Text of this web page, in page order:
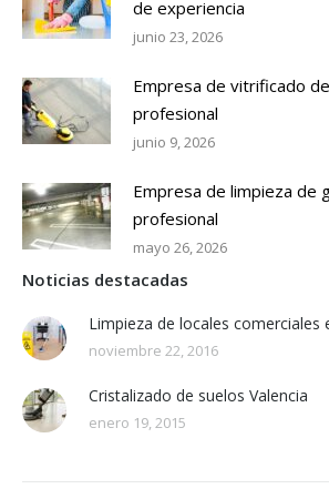
de experiencia
junio 23, 2026
Empresa de vitrificado
profesional
junio 9, 2026
Empresa de limpieza de
profesional
mayo 26, 2026
Noticias destacadas
Limpieza de locales comerciales
noviembre 22, 2016
Cristalizado de suelos Valencia
enero 19, 2015